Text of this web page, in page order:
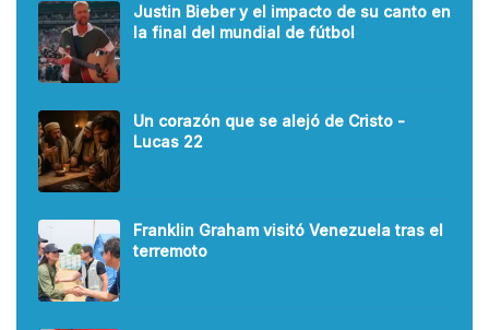
Justin Bieber y el impacto de su canto en
la final del mundial de fútbol
Un corazón que se alejó de Cristo -
Lucas 22
Franklin Graham visitó Venezuela tras el
terremoto